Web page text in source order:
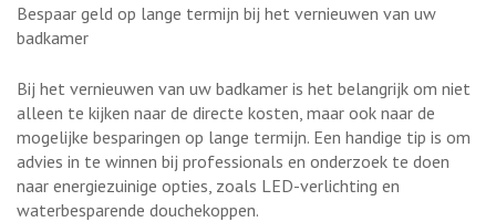
Bespaar geld op lange termijn bij het vernieuwen van uw
badkamer
Bij het vernieuwen van uw badkamer is het belangrijk om niet
alleen te kijken naar de directe kosten, maar ook naar de
mogelijke besparingen op lange termijn. Een handige tip is om
advies in te winnen bij professionals en onderzoek te doen
naar energiezuinige opties, zoals LED-verlichting en
waterbesparende douchekoppen.